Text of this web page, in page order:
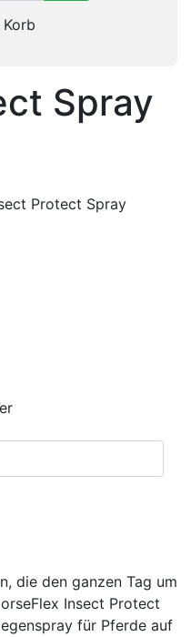
Spray
die den ganzen Tag um
Insect Protect
für Pferde auf